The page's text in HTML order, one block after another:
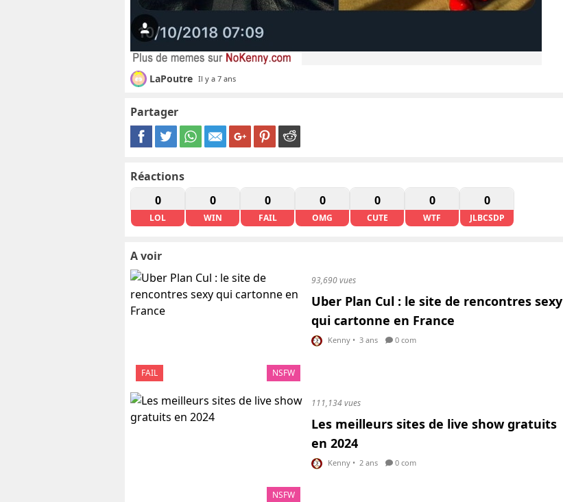
LaPoutre Il y a 7 ans
Partager
Réactions
0
LOL
0
WIN
0
FAIL
0
OMG
0
CUTE
0
WTF
0
JLBCSDP
A voir
FAIL NSFW
93,690 vues
Uber Plan Cul : le site de rencontres sexy
qui cartonne en France
Kenny • 3 ans 0 com
NSFW
111,134 vues
Les meilleurs sites de live show gratuits
en 2024
Kenny • 2 ans 0 com